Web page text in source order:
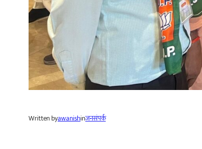
Written byawanishinजनसंपर्क